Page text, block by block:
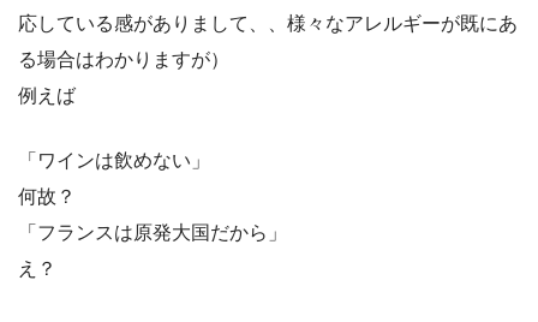
応している感がありまして、、様々なアレルギーが既にあ
る場合はわかりますが）
例えば
「ワインは飲めない」
何故？
「フランスは原発大国だから」
え？